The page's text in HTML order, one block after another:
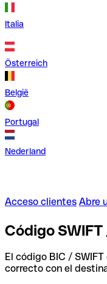
Italia
Österreich
België
Portugal
Nederland
Acceso clientes Abre
Código
El código BIC /
correcto con el